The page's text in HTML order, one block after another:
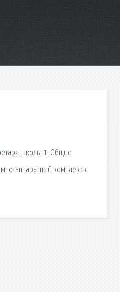
школы 1. Общие
аппаратный комплекс с